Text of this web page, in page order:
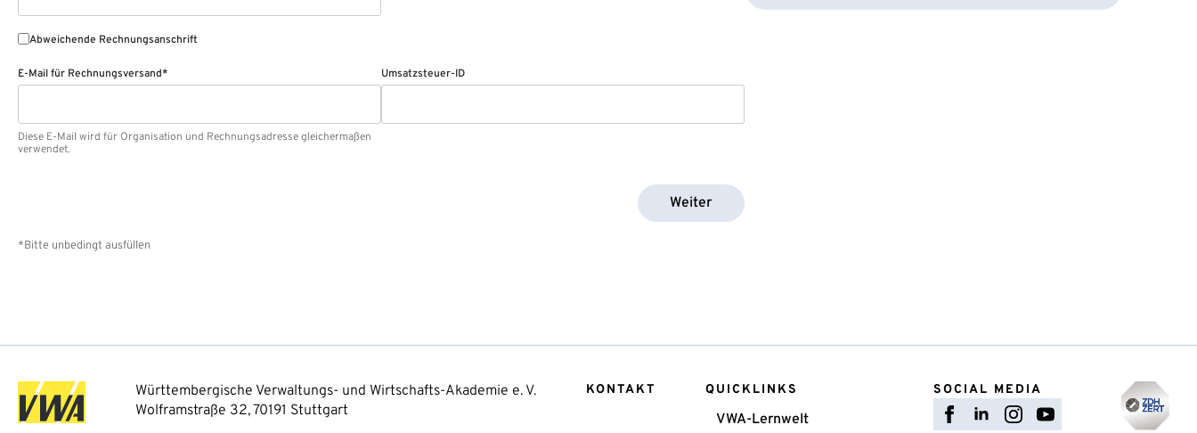
Abweichende Rechnungsanschrift
E-Mail für Rechnungsversand*
Diese E-Mail wird für Organisation und Rechnungsadresse gleichermaßen
verwendet.
Umsatzsteuer-ID
Weiter
*Bitte unbedingt ausfüllen
Württembergische Verwaltungs- und Wirtschafts-Akademie e. V.
Wolframstraße 32, 70191 Stuttgart
KONTAKT QUICKLINKS
VWA-Lernwelt
SOCIAL MEDIA